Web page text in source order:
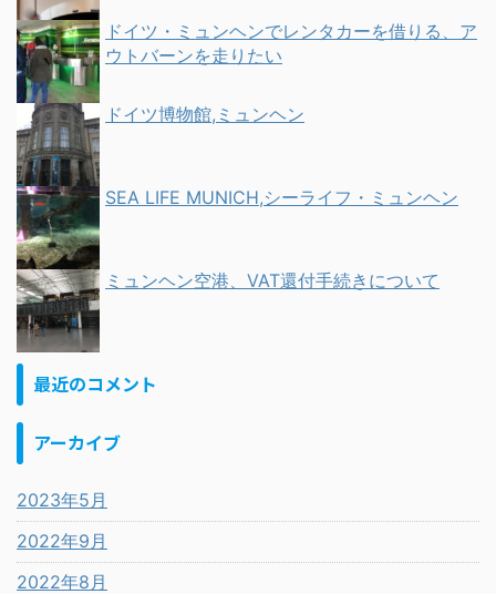
ドイツ・ミュンヘンでレンタカーを借りる、ア
ウトバーンを走りたい
ドイツ博物館,ミュンヘン
SEA LIFE MUNICH,シーライフ・ミュンヘン
ミュンヘン空港、VAT還付手続きについて
最近のコメント
アーカイブ
2023年5月
2022年9月
2022年8月